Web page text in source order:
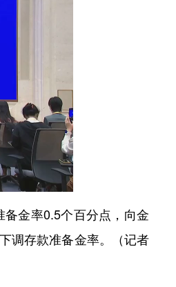
金率0.5个百分点，向金
调存款准备金率。（记者